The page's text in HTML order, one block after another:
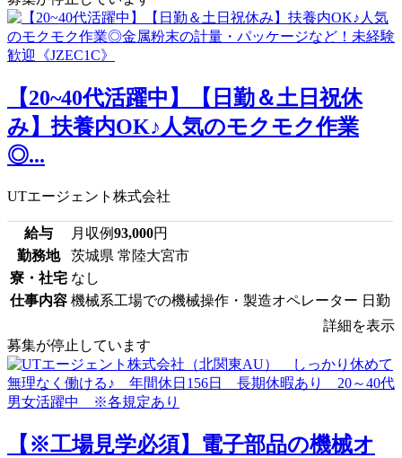
【20~40代活躍中】【日勤＆土日祝休
み】扶養内OK♪人気のモクモク作業
◎...
UTエージェント株式会社
給与 月収例93,000円
勤務地
茨城県 常陸大宮市
寮・社宅 なし
仕事内容 機械系工場での機械操作・製造オペレーター 日勤
詳細を表示
募集が停止しています
【※工場見学必須】電子部品の機械オ